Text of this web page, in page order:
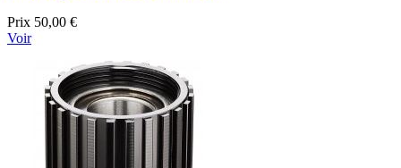
Prix 50,00 €
Voir